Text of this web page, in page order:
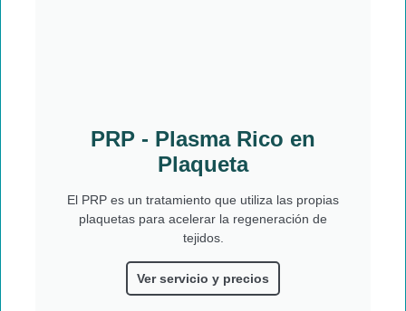
PRP - Plasma Rico en
Plaqueta
El PRP es un tratamiento que utiliza las propias
plaquetas para acelerar la regeneración de
tejidos.
Ver servicio y precios